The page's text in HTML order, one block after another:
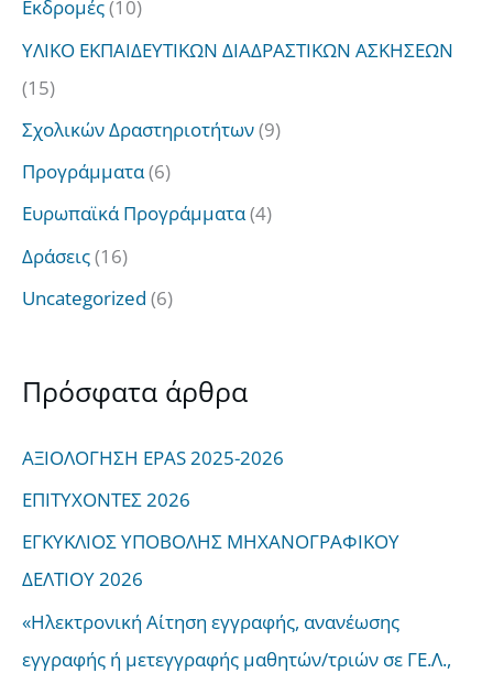
Εκδρομές(10)
ΥΛΙΚΟ ΕΚΠΑΙΔΕΥΤΙΚΩΝ ΔΙΑΔΡΑΣΤΙΚΩΝ ΑΣΚΗΣΕΩΝ
(15)
Σχολικών Δραστηριοτήτων(9)
Προγράμματα(6)
Ευρωπαϊκά Προγράμματα(4)
Δράσεις(16)
Uncategorized (6)
Πρόσφατα άρθρα
ΑΞΙΟΛΟΓΗΣΗ EPAS 2025-2026
ΕΠΙΤΥΧΟΝΤΕΣ 2026
ΕΓΚΥΚΛΙΟΣ ΥΠΟΒΟΛΗΣ ΜΗΧΑΝΟΓΡΑΦΙΚΟΥ
ΔΕΛΤΙΟΥ 2026
«Ηλεκτρονική Αίτηση εγγραφής, ανανέωσης
εγγραφής ή μετεγγραφής μαθητών/τριών σε ΓΕ.Λ.,